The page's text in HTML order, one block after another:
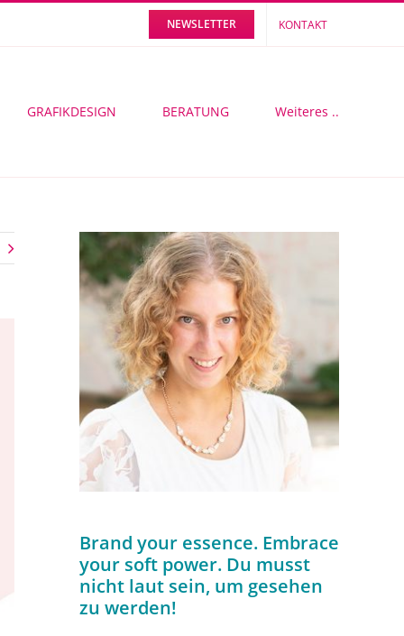
NEWSLETTER KONTAKT
GRAFIKDESIGN BERATUNG Weiteres ..
Brand your essence. Embrace
your soft power. Du musst
nicht laut sein, um gesehen
zu werden!